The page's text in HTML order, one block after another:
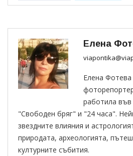
Елена
Елена
работила във
"Свободен бряг" и "24 часа".
звездните влияния и
природата, археологията,
културните събития.